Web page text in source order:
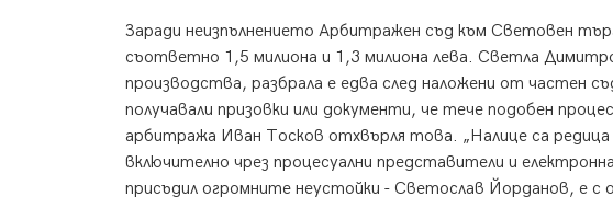
Заради неизпълнението Арбитражен съд към Световен
съответно 1,5 милиона и 1,3 милиона лева. Светла
производства, разбрала е едва след наложени от частен
получавали призовки или документи, че тече подобен
арбитража Иван Тосков отхвърля това. „Налице са
включително чрез процесуални представители и
присъдил огромните неустойки - Светослав Йорданов, е с